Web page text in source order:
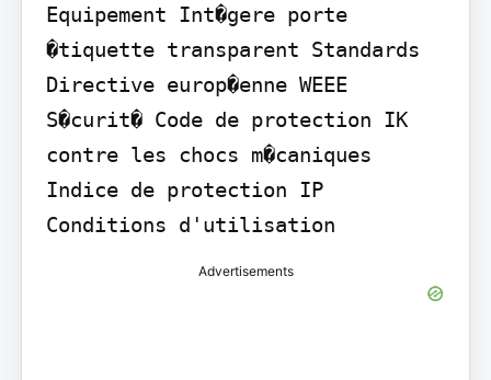
Equipement Int�gere porte
�tiquette transparent Standards
Directive europ�enne WEEE
S�curit� Code de protection IK
contre les chocs m�caniques
Indice de protection IP
Conditions d'utilisation
Advertisements